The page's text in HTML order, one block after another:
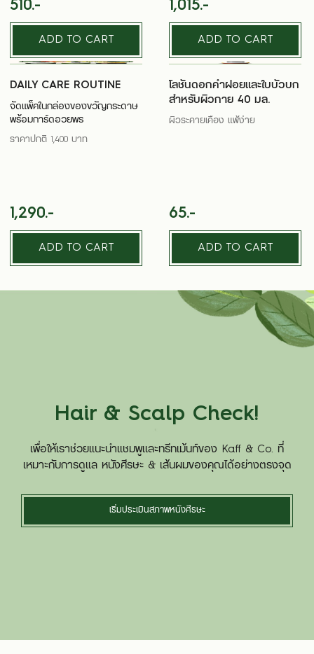
510.-
ADD TO CART
1,015.-
ADD TO CART
DAILY CARE ROUTINE
จัดแพ็คในกล่องของขวัญกระดาษ
พร้อมการ์ดอวยพร
ราคาปกติ 1,400 บาท
1,290.-
ADD TO CART
โลชั่นดอกคำฝอยและใบบัวบก
สำหรับผิวกาย 40 มล.
ผิวระคายเคือง แพ้ง่าย
65.-
ADD TO CART
Hair & Scalp Check!
เพื่อให้เราช่วยแนะนำแชมพูและทรีทเม้นท์ของ Kaff & Co. ที่
เหมาะกับการดูแล หนังศีรษะ & เส้นผมของคุณได้อย่างตรงจุด
เริ่มประเมินสภาพหนังศีรษะ